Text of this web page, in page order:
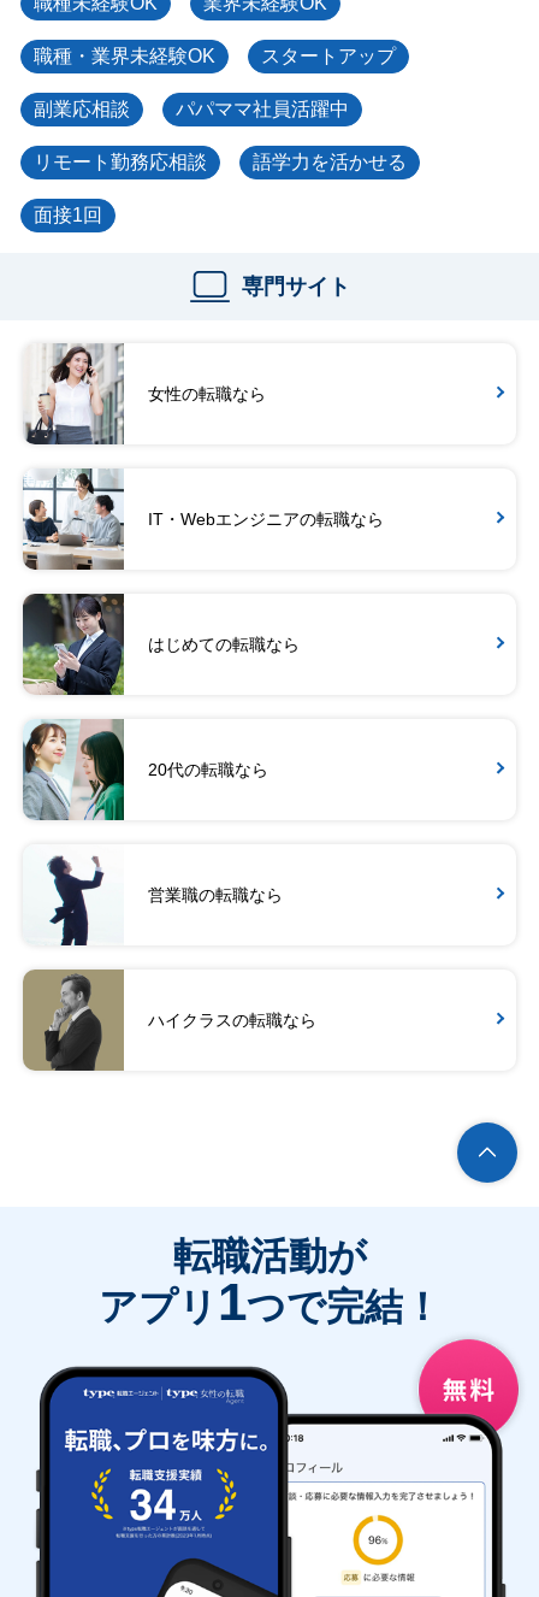
職種・業界未経験OK スタートアップ
副業応相談 パパママ社員活躍中
リモート勤務応相談 語学力を活かせる
面接1回
専門サイト
女性の転職なら
IT・Webエンジニアの転職なら
はじめての転職なら
20代の転職なら
営業職の転職なら
ハイクラスの転職なら
転職活動が
アプリ 1つで完結！